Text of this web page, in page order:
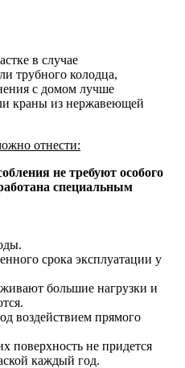
в случае
трубного колодца,
с домом лучше
краны из нержавеющей
отнести:
не требуют особого
специальным
срока эксплуатации у
большие нагрузки и
воздействием прямого
поверхность не придется
каждый год.